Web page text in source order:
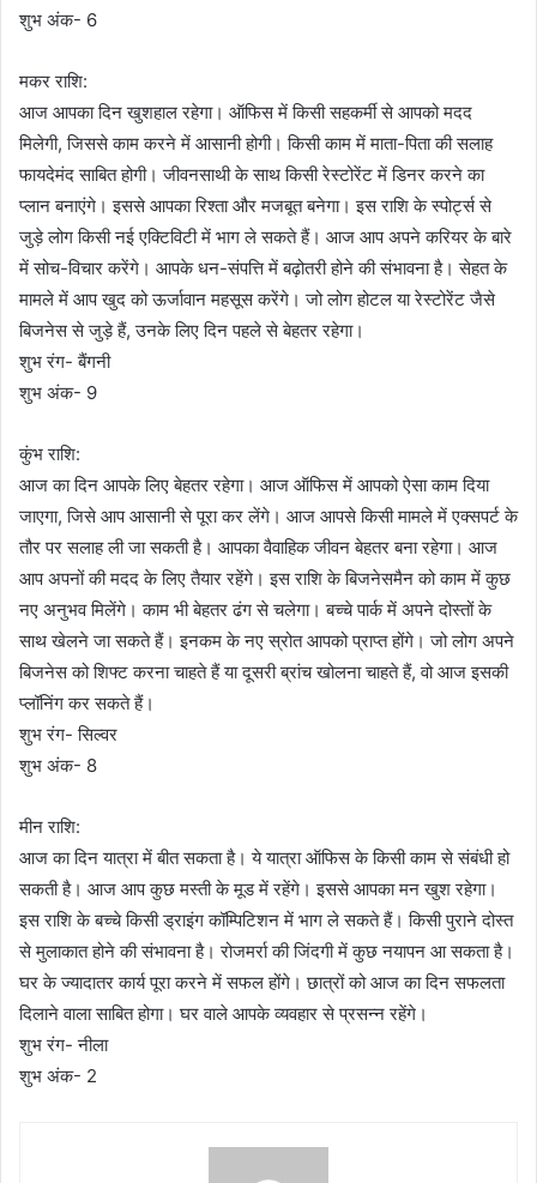
शुभ अंक- 6
मकर राशि:
आज आपका दिन खुशहाल रहेगा। ऑफिस में किसी सहकर्मी से आपको मदद
मिलेगी, जिससे काम करने में आसानी होगी। किसी काम में माता-पिता की सलाह
फायदेमंद साबित होगी। जीवनसाथी के साथ किसी रेस्टोरेंट में डिनर करने का
प्लान बनाएंगे। इससे आपका रिश्ता और मजबूत बनेगा। इस राशि के स्पोर्ट्स से
जुड़े लोग किसी नई एक्टिविटी में भाग ले सकते हैं। आज आप अपने करियर के बारे
में सोच-विचार करेंगे। आपके धन-संपत्ति में बढ़ोतरी होने की संभावना है। सेहत के
मामले में आप खुद को ऊर्जावान महसूस करेंगे। जो लोग होटल या रेस्टोरेंट जैसे
बिजनेस से जुड़े हैं, उनके लिए दिन पहले से बेहतर रहेगा।
शुभ रंग- बैंगनी
शुभ अंक- 9
कुंभ राशि:
आज का दिन आपके लिए बेहतर रहेगा। आज ऑफिस में आपको ऐसा काम दिया
जाएगा, जिसे आप आसानी से पूरा कर लेंगे। आज आपसे किसी मामले में एक्सपर्ट के
तौर पर सलाह ली जा सकती है। आपका वैवाहिक जीवन बेहतर बना रहेगा। आज
आप अपनों की मदद के लिए तैयार रहेंगे। इस राशि के बिजनेसमैन को काम में कुछ
नए अनुभव मिलेंगे। काम भी बेहतर ढंग से चलेगा। बच्चे पार्क में अपने दोस्तों के
साथ खेलने जा सकते हैं। इनकम के नए स्रोत आपको प्राप्त होंगे। जो लोग अपने
बिजनेस को शिफ्ट करना चाहते हैं या दूसरी ब्रांच खोलना चाहते हैं, वो आज इसकी
प्लॉनिंग कर सकते हैं।
शुभ रंग- सिल्वर
शुभ अंक- 8
मीन राशि:
आज का दिन यात्रा में बीत सकता है। ये यात्रा ऑफिस के किसी काम से संबंधी हो
सकती है। आज आप कुछ मस्ती के मूड में रहेंगे। इससे आपका मन खुश रहेगा।
इस राशि के बच्चे किसी ड्राइंग कॉम्पिटिशन में भाग ले सकते हैं। किसी पुराने दोस्त
से मुलाकात होने की संभावना है। रोजमर्रा की जिंदगी में कुछ नयापन आ सकता है।
घर के ज्यादातर कार्य पूरा करने में सफल होंगे। छात्रों को आज का दिन सफलता
दिलाने वाला साबित होगा। घर वाले आपके व्यवहार से प्रसन्न रहेंगे।
शुभ रंग- नीला
शुभ अंक- 2